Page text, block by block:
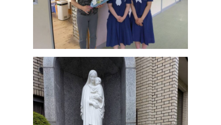
高等学校